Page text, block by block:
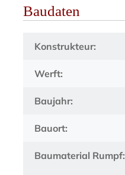
Baudaten
Konstrukteur:
Werft:
Baujahr:
Bauort:
Baumaterial Rumpf: